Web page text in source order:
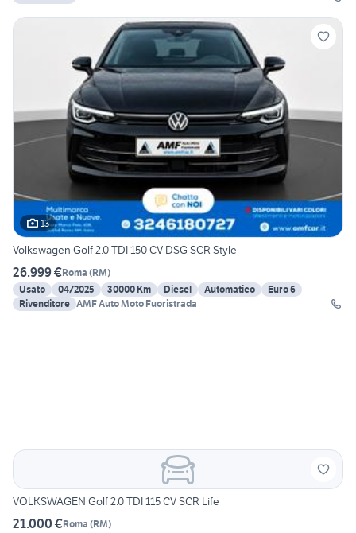
13
Volkswagen Golf 2.0 TDI 150 CV DSG SCR Style
26.999 €Roma (RM)
Usato
04/2025 30000 Km Diesel Automatico
Euro 6
Rivenditore AMF Auto Moto Fuoristrada
VOLKSWAGEN Golf 2.0 TDI 115 CV SCR Life
21.000 €Roma (RM)